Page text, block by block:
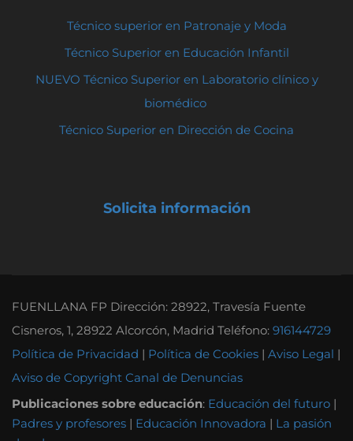
Técnico superior en Patronaje y Moda
Técnico Superior en Educación Infantil
NUEVO Técnico Superior en Laboratorio clínico y
biomédico
Técnico Superior en Dirección de Cocina
Solicita información
FUENLLANA FP Dirección: 28922, Travesía Fuente
Cisneros, 1, 28922 Alcorcón, Madrid Teléfono: 916144729
Política de Privacidad | Política de Cookies | Aviso Legal |
Aviso de Copyright Canal de Denuncias
Publicaciones sobre educación: Educación del futuro |
Padres y profesores | Educación Innovadora | La pasión